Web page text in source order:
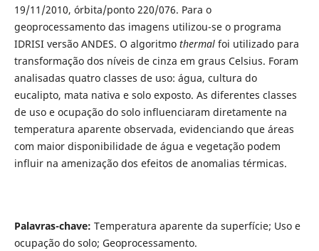
19/11/2010, órbita/ponto 220/076. Para o
geoprocessamento das imagens utilizou-se o programa
IDRISI versão ANDES. O algoritmo thermal foi utilizado para
transformação dos níveis de cinza em graus Celsius. Foram
analisadas quatro classes de uso: água, cultura do
eucalipto, mata nativa e solo exposto. As diferentes classes
de uso e ocupação do solo influenciaram diretamente na
temperatura aparente observada, evidenciando que áreas
com maior disponibilidade de água e vegetação podem
influir na amenização dos efeitos de anomalias térmicas.
Palavras-chave: Temperatura aparente da superfície; Uso e
ocupação do solo; Geoprocessamento.